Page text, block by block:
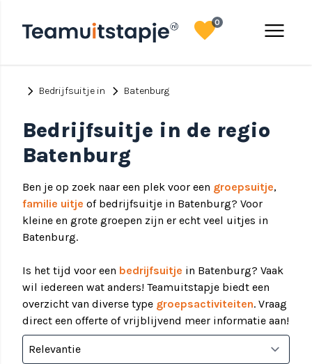
menu
favorite0
chevron_right Bedrijfsuitje in chevron_right Batenburg
Bedrijfsuitje in de regio
Batenburg
Ben je op zoek naar een plek voor een groepsuitje,
familie uitje of bedrijfsuitje in Batenburg? Voor
kleine en grote groepen zijn er echt veel uitjes in
Batenburg.
Is het tijd voor een bedrijfsuitje in Batenburg? Vaak
wil iedereen wat anders! Teamuitstapje biedt een
overzicht van diverse type groepsactiviteiten. Vraag
direct een offerte of vrijblijvend meer informatie aan!